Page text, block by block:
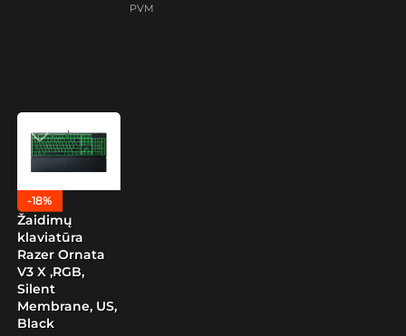
PVM
-18%
Žaidimų
klaviatūra
Razer Ornata
V3 X ,RGB,
Silent
Membrane, US,
Black